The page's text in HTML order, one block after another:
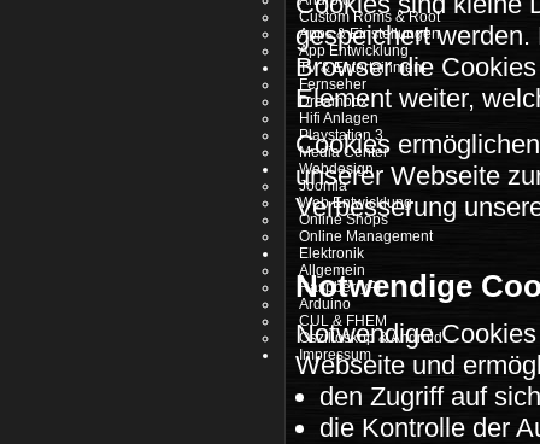
Custom Roms & Root
Apps & Einstellungen
App Entwicklung
TV & Entertainment
Fernseher
Dreambox
Hifi Anlagen
Playstation 3
Media Center
Webdesign
Joomla
Web Entwicklung
Online Shops
Online Management
Elektronik
Allgemein
RaspberryPI
Arduino
CUL & FHEM
Oszilloskop & Android
Impressum
gespeichert
Browser die
Element weiter,
Cookies
unserer Webseite
Verbesserung
Notwendige
Notwendige
Webseite und
den Zugriff auf
die Kontrolle der